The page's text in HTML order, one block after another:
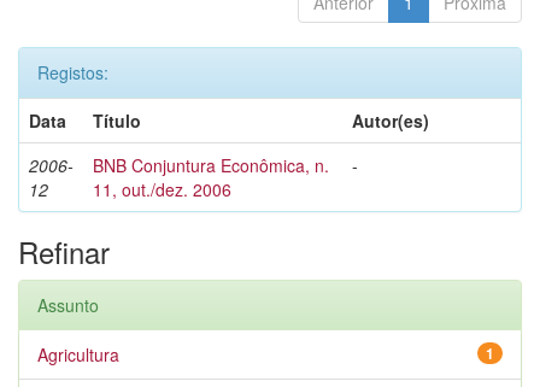
Registos:
Data
Título
Autor(es)
2006-
12
BNB Conjuntura Econômica, n.
11, out./dez. 2006
-
Refinar
Assunto
1
Agricultura